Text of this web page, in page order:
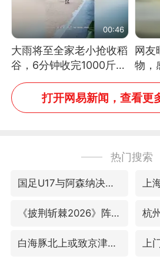
00:46
大雨将至全家老小抢收稻
谷，6分钟收完1000斤，
没有一个人掉链子
网友
物，
些不
打开网易新闻，查看更
热门搜索
国足U17与阿森纳决赛取消 并列冠军 上
《披荆斩棘2026》阵容官宣
白海豚北上或致京津冀暴雨